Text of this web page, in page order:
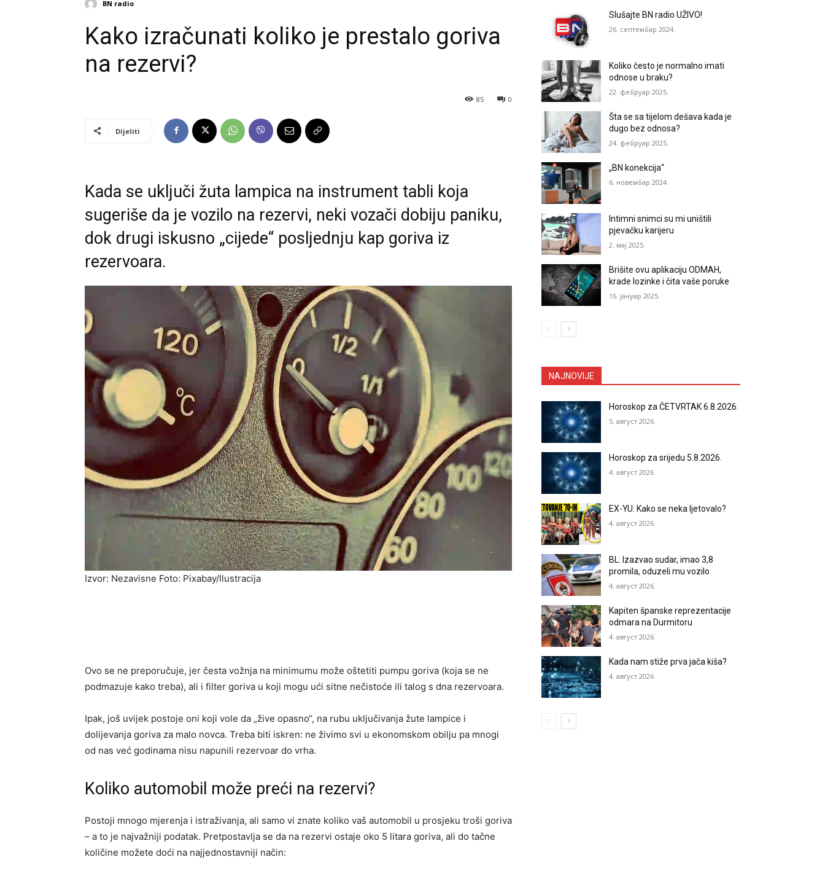
BN radio
Kako izračunati koliko je prestalo goriva
na rezervi?
0
85
Dijeliti
Kada se uključi žuta lampica na instrument tabli koja
sugeriše da je vozilo na rezervi, neki vozači dobiju paniku,
dok drugi iskusno „cijede“ posljednju kap goriva iz
rezervoara.
Izvor: Nezavisne Foto: Pixabay/Ilustracija
Ovo se ne preporučuje, jer česta vožnja na minimumu može oštetiti pumpu goriva (koja se ne
podmazuje kako treba), ali i filter goriva u koji mogu ući sitne nečistoće ili talog s dna rezervoara.
Ipak, još uvijek postoje oni koji vole da „žive opasno“, na rubu uključivanja žute lampice i
dolijevanja goriva za malo novca. Treba biti iskren: ne živimo svi u ekonomskom obilju pa mnogi
od nas već godinama nisu napunili rezervoar do vrha.
Koliko automobil može preći na rezervi?
Postoji mnogo mjerenja i istraživanja, ali samo vi znate koliko vaš automobil u prosjeku troši goriva
– a to je najvažniji podatak. Pretpostavlja se da na rezervi ostaje oko 5 litara goriva, ali do tačne
količine možete doći na najjednostavniji način:
Slušajte BN radio UŽIVO!
26. септембар 2024.
Koliko često je normalno imati
odnose u braku?
22. фебруар 2025.
Šta se sa tijelom dešava kada je
dugo bez odnosa?
24. фебруар 2025.
„BN konekcija“
6. новембар 2024.
Intimni snimci su mi uništili
pjevačku karijeru
2. мај 2025.
Brišite ovu aplikaciju ODMAH,
krade lozinke i čita vaše poruke
16. јануар 2025.
NAJNOVIJE
Horoskop za ČETVRTAK 6.8.2026.
5. август 2026.
Horoskop za srijedu 5.8.2026.
4. август 2026.
EX-YU: Kako se neka ljetovalo?
4. август 2026.
BL: Izazvao sudar, imao 3,8
promila, oduzeli mu vozilo
4. август 2026.
Kapiten španske reprezentacije
odmara na Durmitoru
4. август 2026.
Kada nam stiže prva jača kiša?
4. август 2026.